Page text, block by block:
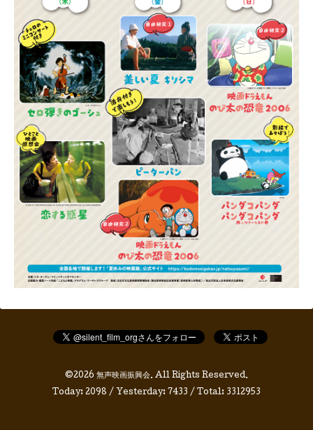
©2026 無声映画振興会. All Rights Reserved.
Today: 2098 / Yesterday: 7433 / Total: 3312953